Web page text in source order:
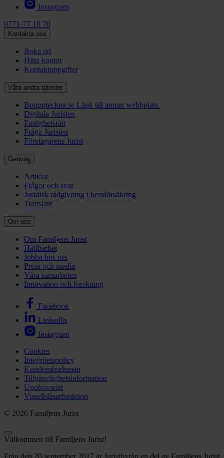
Instagram
0771-77 10 70
Kontakta oss
Boka tid
Hitta kontor
Kontaktuppgifter
Våra andra tjänster
Bouppteckna.se Länk till annan webbplats.
Digitala Juristen
Fastighetsrätt
Fråga Juristen
Företagarens Jurist
Genväg
Artiklar
Frågor och svar
Juridisk rådgivning i hemförsäkring
Translate
Om oss
Om Familjens Jurist
Hållbarhet
Jobba hos oss
Press och media
Våra samarbeten
Innovation och forskning
Facebook
LinkedIn
Instagram
Cookies
Integritetspolicy
Kundombudsman
Tillgänglighetsinformation
Upphovsrätt
Visselblåsarfunktion
© 2026 Familjens Jurist
Välkommen till Familjens Jurist!